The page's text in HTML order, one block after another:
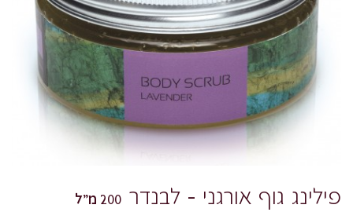
פילינג גוף אורגני – לבנדר 200 מ"ל